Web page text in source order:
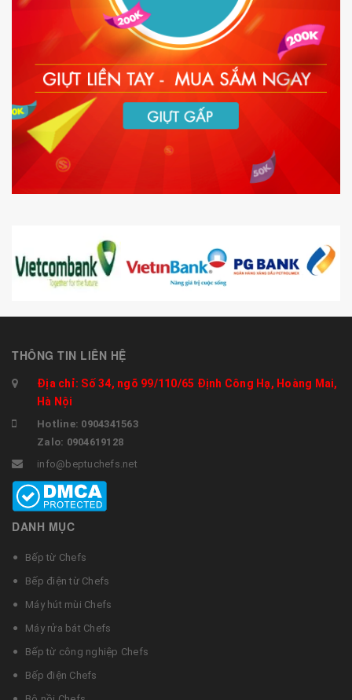
THÔNG TIN LIÊN HỆ
Địa chỉ: Số 34, ngõ 99/110/65 Định Công Hạ, Hoàng Mai,
Hà Nội
Hotline: 0904341563
Zalo: 0904619128
info@beptuchefs.net
DANH MỤC
Bếp từ Chefs
Bếp điện từ Chefs
Máy hút mùi Chefs
Máy rửa bát Chefs
Bếp từ công nghiệp Chefs
Bếp điện Chefs